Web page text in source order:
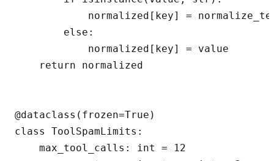
normalized[key] =
        else:
            normalized[key] = value
    return normalized
@dataclass(frozen=True)
class ToolSpamLimits:
    max_tool_calls: int = 12